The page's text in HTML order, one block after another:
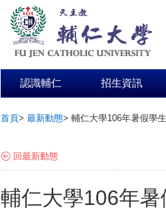
認識輔仁 招生資訊
首頁> 最新動態> 輔仁大學106年暑假學
回最新動態
輔仁大學106年